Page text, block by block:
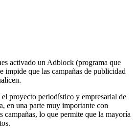
activado un Adblock (programa que
impide que las campañas de publicidad
proyecto periodístico y empresarial de
en una parte muy importante con
campañas, lo que permite que la mayoría